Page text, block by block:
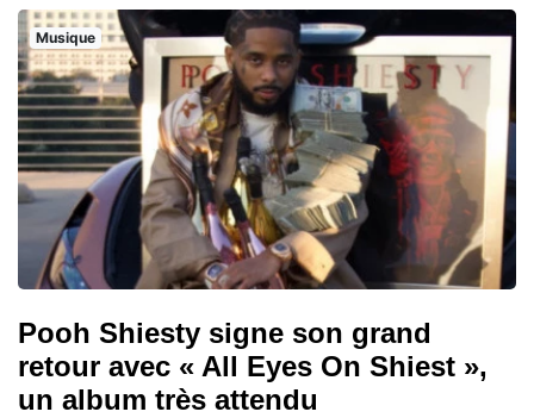
Musique
Pooh Shiesty signe son grand
retour avec « All Eyes On Shiest »,
un album très attendu